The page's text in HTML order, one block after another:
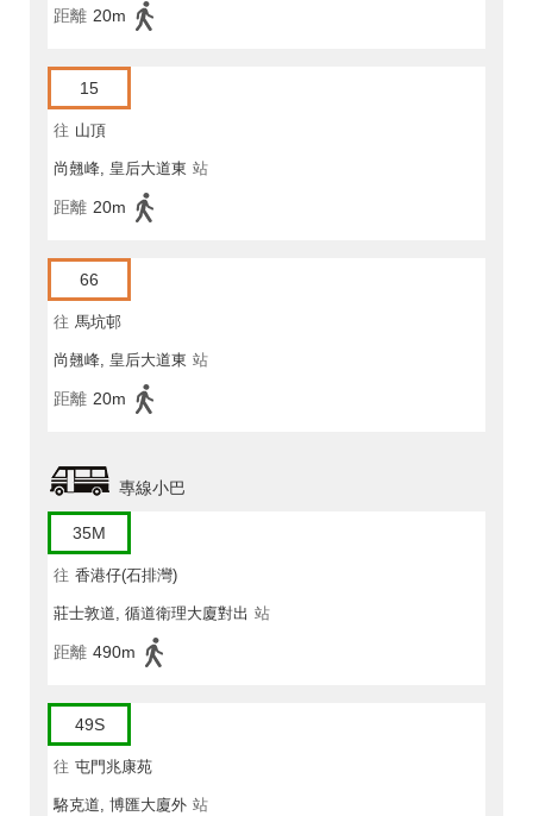
距離 20m
15
往 山頂
尚翹峰, 皇后大道東 站
距離 20m
66
往 馬坑邨
尚翹峰, 皇后大道東 站
距離 20m
專線小巴
35M
往 香港仔(石排灣)
莊士敦道, 循道衛理大廈對出 站
距離 490m
49S
往 屯門兆康苑
駱克道, 博匯大廈外 站